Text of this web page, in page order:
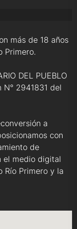
más de 18 años
Primero.
DEL PUEBLO
2941831 del
a
con
de
el medio digital
Río Primero y la